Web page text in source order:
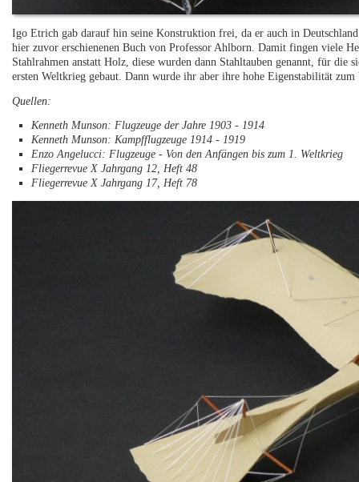
Igo Etrich gab darauf hin seine Konstruktion frei, da er auch in
hier zuvor erschienenen Buch von Professor Ahlborn. Damit fingen viele
Stahlrahmen anstatt Holz, diese wurden dann Stahltauben genannt, für die
ersten Weltkrieg gebaut. Dann wurde ihr aber ihre hohe Eigenstabilität
Quellen:
Kenneth Munson: Flugzeuge der Jahre 1903 - 1914
Kenneth Munson: Kampfflugzeuge 1914 - 1919
Enzo Angelucci: Flugzeuge - Von den Anfängen bis zum 1. Weltkrieg
Fliegerrevue X Jahrgang 12, Heft 48
Fliegerrevue X Jahrgang 17, Heft 78